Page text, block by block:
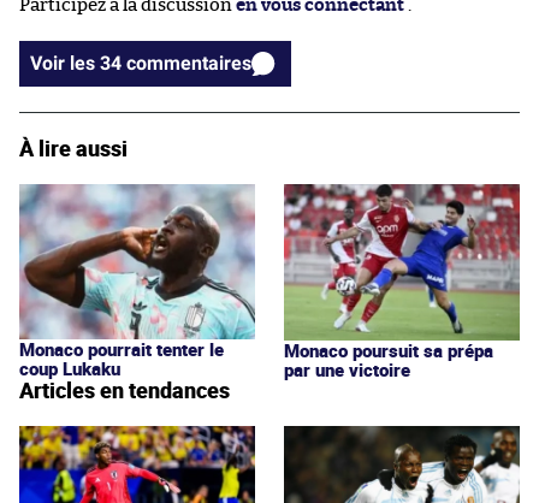
Participez à la discussion en vous connectant
Voir les 34 commentaires
À lire aussi
Monaco pourrait tenter le
coup Lukaku
Monaco poursuit sa prépa
par une victoire
Articles en tendances